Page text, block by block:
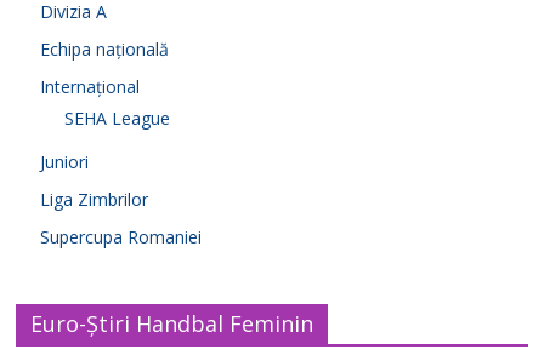
Divizia A
Echipa națională
Internațional
SEHA League
Juniori
Liga Zimbrilor
Supercupa Romaniei
Euro-Știri Handbal Feminin